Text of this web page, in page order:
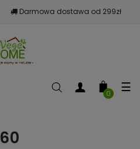
Darmowa dostawa od 299zł
☰
0